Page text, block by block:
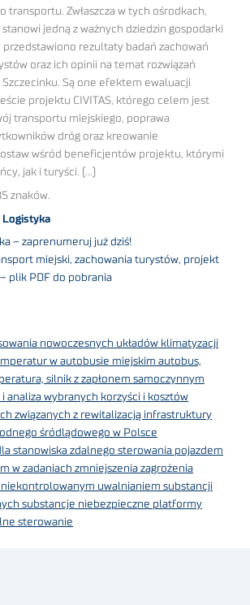
transportu. Zwłaszcza w tych ośrodkach,
jedną z ważnych dziedzin gospodarki
rezultaty badań zachowań
oraz ich opinii na temat rozwiązań
Są one efektem ewaluacji
projektu CIVITAS, którego celem jest
transportu miejskiego, poprawa
dróg oraz kreowanie
wśród beneficjentów projektu, którymi
jak i turyści. (…)
znaków.
Logistyka
– zaprenumeruj już dziś!
miejski, zachowania turystów, projekt
plik PDF do pobrania
nowoczesnych układów klimatyzacji
w autobusie miejskim autobus,
silnik z zapłonem samoczynnym
i analiza wybranych korzyści i kosztów
związanych z rewitalizacją infrastruktury
śródlądowego w Polsce
stanowiska zdalnego sterowania pojazdem
w zadaniach zmniejszenia zagrożenia
niekontrolowanym uwalnianiem substancji
substancje niebezpieczne platformy
sterowanie